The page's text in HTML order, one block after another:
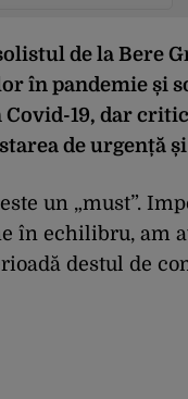
de la Bere
în pandemie și
Covid-19, dar
de urgență
un „must”.
în echilibru, am
destul de